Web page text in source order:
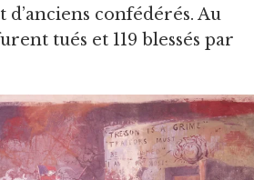
d’anciens confédérés. Au
tués et 119 blessés par